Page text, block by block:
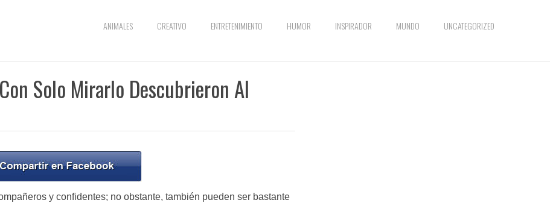
ANIMALES CREATIVO ENTRETENIMIENTO HUMOR INSPIRADOR MUNDO UNCATEGORIZED
Solo Mirarlo Descubrieron Al
y confidentes; no obstante, también pueden ser bastante